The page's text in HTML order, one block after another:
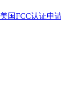
美国FCC认证申